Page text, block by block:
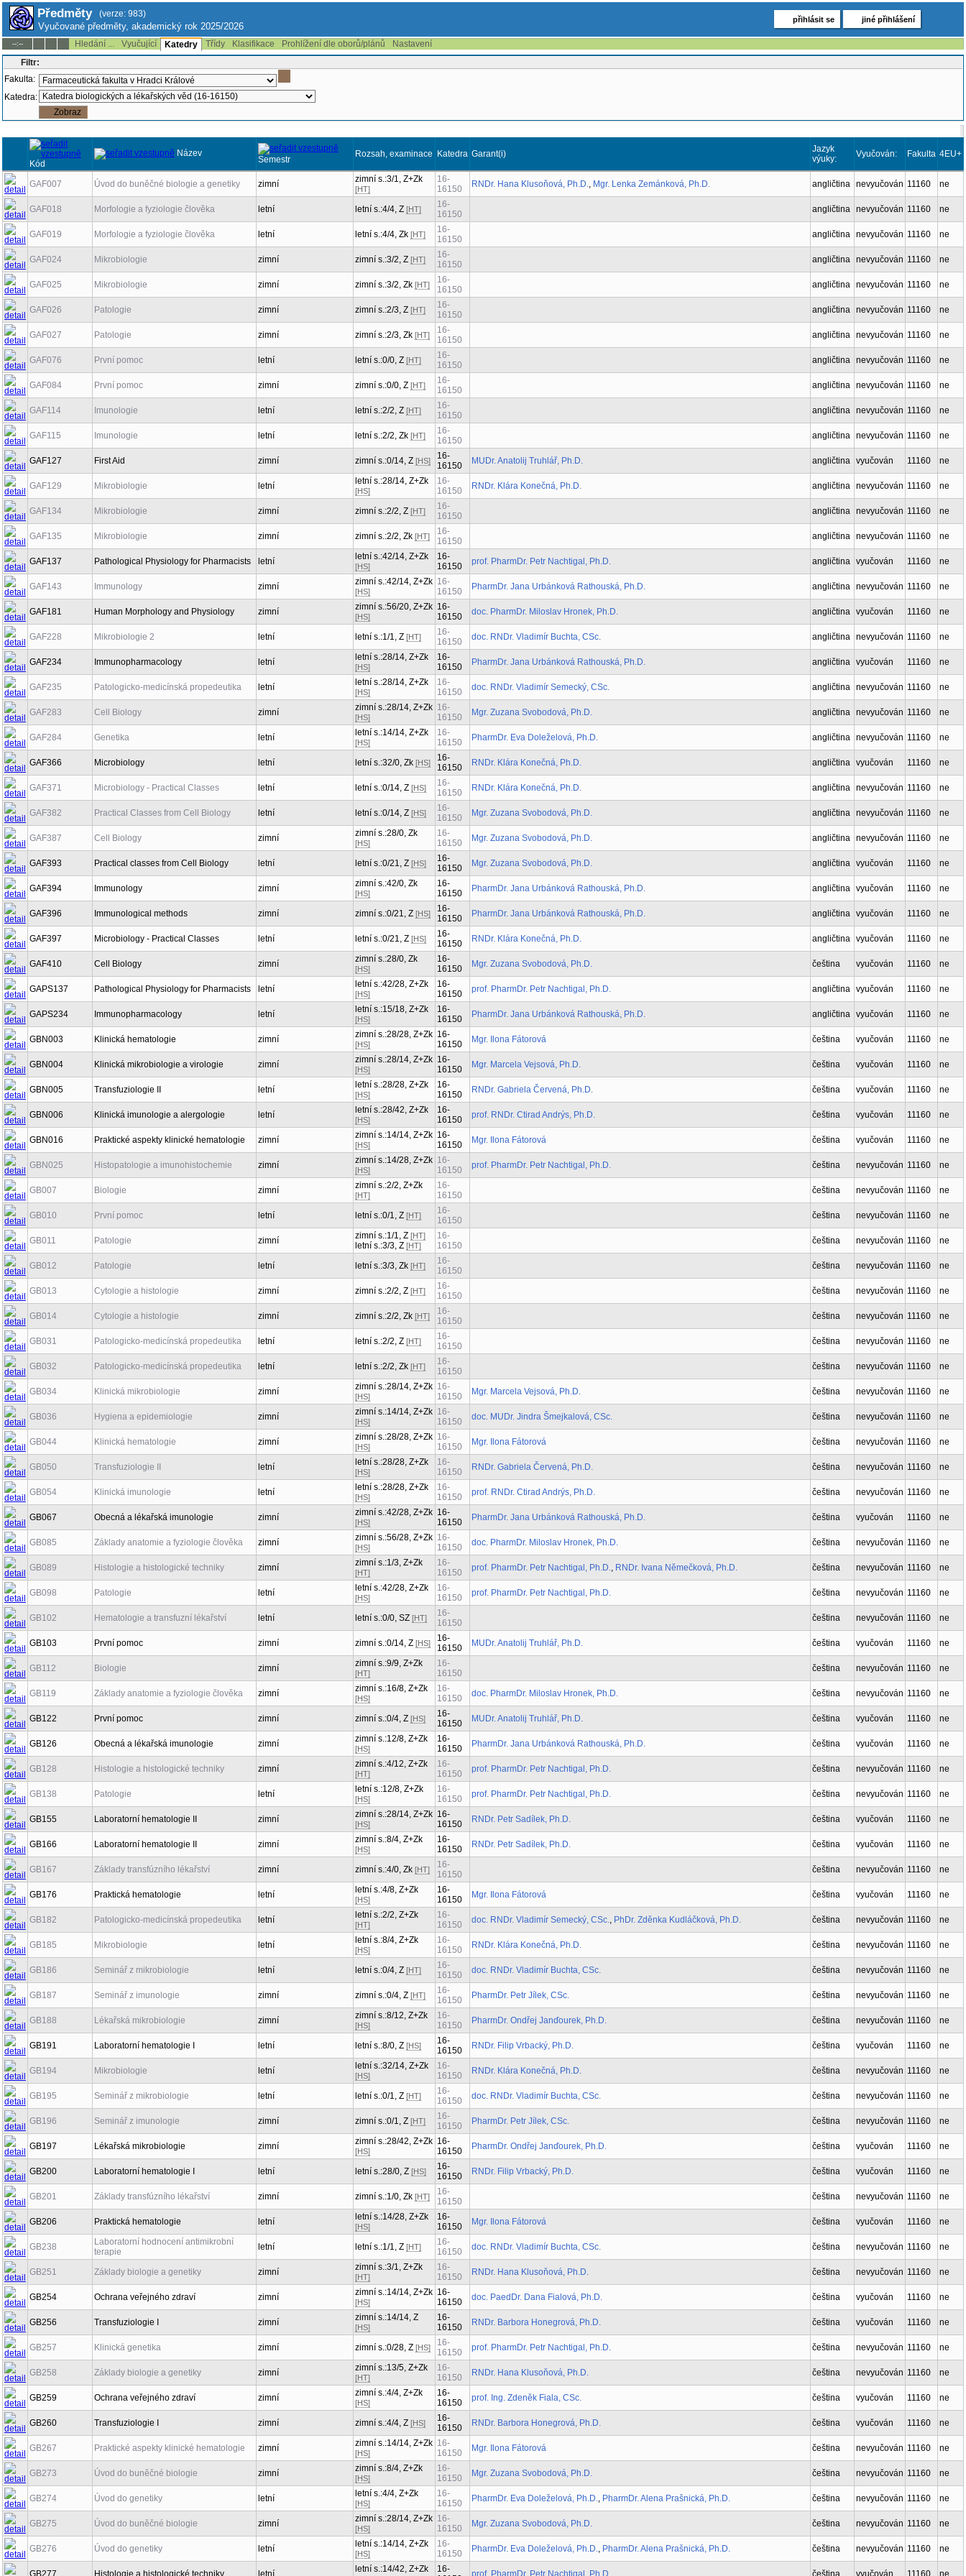
Předměty (verze: 983)
Vyučované předměty, akademický rok 2025/2026
přihlásit se jiné přihlášení
--:-- Hledání ... Vyučující Katedry Třídy Klasifikace Prohlížení dle oborů/plánů
Nastavení
Filtr:
Fakulta:
Katedra:
Kód
Název
Semestr
Rozsah, examinace Katedra Garant(i)
Jazyk
výuky:
Vyučován: Fakulta 4EU+
GAF007 Úvod do buněčné biologie a genetiky zimní zimní s.:3/1, Z+Zk
[HT]
16-
16150
RNDr. Hana Klusoňová, Ph.D., Mgr. Lenka Zemánková, Ph.D. angličtina nevyučován 11160 ne
GAF018 Morfologie a fyziologie člověka letní letní s.:4/4, Z [HT]
16-
16150
angličtina nevyučován 11160 ne
GAF019 Morfologie a fyziologie člověka letní letní s.:4/4, Zk [HT]
16-
16150
angličtina nevyučován 11160 ne
GAF024 Mikrobiologie zimní zimní s.:3/2, Z [HT]
16-
16150
angličtina nevyučován 11160 ne
GAF025 Mikrobiologie zimní zimní s.:3/2, Zk [HT]
16-
16150
angličtina nevyučován 11160 ne
GAF026 Patologie zimní zimní s.:2/3, Z [HT]
16-
16150
angličtina nevyučován 11160 ne
GAF027 Patologie zimní zimní s.:2/3, Zk [HT]
16-
16150
angličtina nevyučován 11160 ne
GAF076 První pomoc letní letní s.:0/0, Z [HT]
16-
16150
angličtina nevyučován 11160 ne
GAF084 První pomoc zimní zimní s.:0/0, Z [HT]
16-
16150
angličtina nevyučován 11160 ne
GAF114 Imunologie letní letní s.:2/2, Z [HT]
16-
16150
angličtina nevyučován 11160 ne
GAF115 Imunologie letní letní s.:2/2, Zk [HT]
16-
16150
angličtina nevyučován 11160 ne
GAF127 First Aid zimní zimní s.:0/14, Z [HS]
16-
16150
MUDr. Anatolij Truhlář, Ph.D. angličtina vyučován 11160 ne
GAF129 Mikrobiologie letní letní s.:28/14, Z+Zk
[HS]
16-
16150
RNDr. Klára Konečná, Ph.D. angličtina nevyučován 11160 ne
GAF134 Mikrobiologie zimní zimní s.:2/2, Z [HT]
16-
16150
angličtina nevyučován 11160 ne
GAF135 Mikrobiologie zimní zimní s.:2/2, Zk [HT]
16-
16150
angličtina nevyučován 11160 ne
GAF137 Pathological Physiology for Pharmacists letní letní s.:42/14, Z+Zk
[HS]
16-
16150
prof. PharmDr. Petr Nachtigal, Ph.D. angličtina vyučován 11160 ne
GAF143 Immunology zimní zimní s.:42/14, Z+Zk
[HS]
16-
16150
PharmDr. Jana Urbánková Rathouská, Ph.D. angličtina nevyučován 11160 ne
GAF181 Human Morphology and Physiology zimní zimní s.:56/20, Z+Zk
[HS]
16-
16150
doc. PharmDr. Miloslav Hronek, Ph.D. angličtina vyučován 11160 ne
GAF228 Mikrobiologie 2 letní letní s.:1/1, Z [HT]
16-
16150
doc. RNDr. Vladimír Buchta, CSc. angličtina nevyučován 11160 ne
GAF234 Immunopharmacology letní letní s.:28/14, Z+Zk
[HS]
16-
16150
PharmDr. Jana Urbánková Rathouská, Ph.D. angličtina vyučován 11160 ne
GAF235 Patologicko-medicínská propedeutika letní letní s.:28/14, Z+Zk
[HS]
16-
16150
doc. RNDr. Vladimír Semecký, CSc. angličtina nevyučován 11160 ne
GAF283 Cell Biology zimní zimní s.:28/14, Z+Zk
[HS]
16-
16150
Mgr. Zuzana Svobodová, Ph.D. angličtina nevyučován 11160 ne
GAF284 Genetika letní letní s.:14/14, Z+Zk
[HS]
16-
16150
PharmDr. Eva Doleželová, Ph.D. angličtina nevyučován 11160 ne
GAF366 Microbiology letní letní s.:32/0, Zk [HS]
16-
16150
RNDr. Klára Konečná, Ph.D. angličtina vyučován 11160 ne
GAF371 Microbiology - Practical Classes letní letní s.:0/14, Z [HS]
16-
16150
RNDr. Klára Konečná, Ph.D. angličtina nevyučován 11160 ne
GAF382 Practical Classes from Cell Biology letní letní s.:0/14, Z [HS]
16-
16150
Mgr. Zuzana Svobodová, Ph.D. angličtina nevyučován 11160 ne
GAF387 Cell Biology zimní zimní s.:28/0, Zk
[HS]
16-
16150
Mgr. Zuzana Svobodová, Ph.D. angličtina nevyučován 11160 ne
GAF393 Practical classes from Cell Biology letní letní s.:0/21, Z [HS]
16-
16150
Mgr. Zuzana Svobodová, Ph.D. angličtina vyučován 11160 ne
GAF394 Immunology zimní zimní s.:42/0, Zk
[HS]
16-
16150
PharmDr. Jana Urbánková Rathouská, Ph.D. angličtina vyučován 11160 ne
GAF396 Immunological methods zimní zimní s.:0/21, Z [HS]
16-
16150
PharmDr. Jana Urbánková Rathouská, Ph.D. angličtina vyučován 11160 ne
GAF397 Microbiology - Practical Classes letní letní s.:0/21, Z [HS]
16-
16150
RNDr. Klára Konečná, Ph.D. angličtina vyučován 11160 ne
GAF410 Cell Biology zimní zimní s.:28/0, Zk
[HS]
16-
16150
Mgr. Zuzana Svobodová, Ph.D. čeština vyučován 11160 ne
GAPS137 Pathological Physiology for Pharmacists letní letní s.:42/28, Z+Zk
[HS]
16-
16150
prof. PharmDr. Petr Nachtigal, Ph.D. angličtina vyučován 11160 ne
GAPS234 Immunopharmacology letní letní s.:15/18, Z+Zk
[HS]
16-
16150
PharmDr. Jana Urbánková Rathouská, Ph.D. angličtina vyučován 11160 ne
GBN003 Klinická hematologie zimní zimní s.:28/28, Z+Zk
[HS]
16-
16150
Mgr. Ilona Fátorová čeština vyučován 11160 ne
GBN004 Klinická mikrobiologie a virologie zimní zimní s.:28/14, Z+Zk
[HS]
16-
16150
Mgr. Marcela Vejsová, Ph.D. čeština vyučován 11160 ne
GBN005 Transfuziologie II letní letní s.:28/28, Z+Zk
[HS]
16-
16150
RNDr. Gabriela Červená, Ph.D. čeština vyučován 11160 ne
GBN006 Klinická imunologie a alergologie letní letní s.:28/42, Z+Zk
[HS]
16-
16150
prof. RNDr. Ctirad Andrýs, Ph.D. čeština vyučován 11160 ne
GBN016 Praktické aspekty klinické hematologie zimní zimní s.:14/14, Z+Zk
[HS]
16-
16150
Mgr. Ilona Fátorová čeština vyučován 11160 ne
GBN025 Histopatologie a imunohistochemie zimní zimní s.:14/28, Z+Zk
[HS]
16-
16150
prof. PharmDr. Petr Nachtigal, Ph.D. čeština nevyučován 11160 ne
GB007 Biologie zimní zimní s.:2/2, Z+Zk
[HT]
16-
16150
čeština nevyučován 11160 ne
GB010 První pomoc letní letní s.:0/1, Z [HT]
16-
16150
čeština nevyučován 11160 ne
GB011 Patologie zimní zimní s.:1/1, Z [HT]
letní s.:3/3, Z [HT]
16-
16150
čeština nevyučován 11160 ne
GB012 Patologie letní letní s.:3/3, Zk [HT]
16-
16150
čeština nevyučován 11160 ne
GB013 Cytologie a histologie zimní zimní s.:2/2, Z [HT]
16-
16150
čeština nevyučován 11160 ne
GB014 Cytologie a histologie zimní zimní s.:2/2, Zk [HT]
16-
16150
čeština nevyučován 11160 ne
GB031 Patologicko-medicínská propedeutika letní letní s.:2/2, Z [HT]
16-
16150
čeština nevyučován 11160 ne
GB032 Patologicko-medicínská propedeutika letní letní s.:2/2, Zk [HT]
16-
16150
čeština nevyučován 11160 ne
GB034 Klinická mikrobiologie zimní zimní s.:28/14, Z+Zk
[HS]
16-
16150
Mgr. Marcela Vejsová, Ph.D. čeština nevyučován 11160 ne
GB036 Hygiena a epidemiologie zimní zimní s.:14/14, Z+Zk
[HS]
16-
16150
doc. MUDr. Jindra Šmejkalová, CSc. čeština nevyučován 11160 ne
GB044 Klinická hematologie zimní zimní s.:28/28, Z+Zk
[HS]
16-
16150
Mgr. Ilona Fátorová čeština nevyučován 11160 ne
GB050 Transfuziologie II letní letní s.:28/28, Z+Zk
[HS]
16-
16150
RNDr. Gabriela Červená, Ph.D. čeština nevyučován 11160 ne
GB054 Klinická imunologie letní letní s.:28/28, Z+Zk
[HS]
16-
16150
prof. RNDr. Ctirad Andrýs, Ph.D. čeština nevyučován 11160 ne
GB067 Obecná a lékařská imunologie zimní zimní s.:42/28, Z+Zk
[HS]
16-
16150
PharmDr. Jana Urbánková Rathouská, Ph.D. čeština vyučován 11160 ne
GB085 Základy anatomie a fyziologie člověka zimní zimní s.:56/28, Z+Zk
[HS]
16-
16150
doc. PharmDr. Miloslav Hronek, Ph.D. čeština nevyučován 11160 ne
GB089 Histologie a histologické techniky zimní zimní s.:1/3, Z+Zk
[HT]
16-
16150
prof. PharmDr. Petr Nachtigal, Ph.D., RNDr. Ivana Němečková, Ph.D. čeština nevyučován 11160 ne
GB098 Patologie letní letní s.:42/28, Z+Zk
[HS]
16-
16150
prof. PharmDr. Petr Nachtigal, Ph.D. čeština nevyučován 11160 ne
GB102 Hematologie a transfuzní lékařství letní letní s.:0/0, SZ [HT]
16-
16150
čeština nevyučován 11160 ne
GB103 První pomoc zimní zimní s.:0/14, Z [HS]
16-
16150
MUDr. Anatolij Truhlář, Ph.D. čeština vyučován 11160 ne
GB112 Biologie zimní zimní s.:9/9, Z+Zk
[HT]
16-
16150
čeština nevyučován 11160 ne
GB119 Základy anatomie a fyziologie člověka zimní zimní s.:16/8, Z+Zk
[HS]
16-
16150
doc. PharmDr. Miloslav Hronek, Ph.D. čeština nevyučován 11160 ne
GB122 První pomoc zimní zimní s.:0/4, Z [HS]
16-
16150
MUDr. Anatolij Truhlář, Ph.D. čeština vyučován 11160 ne
GB126 Obecná a lékařská imunologie zimní zimní s.:12/8, Z+Zk
[HS]
16-
16150
PharmDr. Jana Urbánková Rathouská, Ph.D. čeština vyučován 11160 ne
GB128 Histologie a histologické techniky zimní zimní s.:4/12, Z+Zk
[HT]
16-
16150
prof. PharmDr. Petr Nachtigal, Ph.D. čeština nevyučován 11160 ne
GB138 Patologie letní letní s.:12/8, Z+Zk
[HS]
16-
16150
prof. PharmDr. Petr Nachtigal, Ph.D. čeština nevyučován 11160 ne
GB155 Laboratorní hematologie II zimní zimní s.:28/14, Z+Zk
[HS]
16-
16150
RNDr. Petr Sadílek, Ph.D. čeština vyučován 11160 ne
GB166 Laboratorní hematologie II zimní zimní s.:8/4, Z+Zk
[HS]
16-
16150
RNDr. Petr Sadílek, Ph.D. čeština vyučován 11160 ne
GB167 Základy transfúzního lékařství zimní zimní s.:4/0, Zk [HT]
16-
16150
čeština nevyučován 11160 ne
GB176 Praktická hematologie letní letní s.:4/8, Z+Zk
[HS]
16-
16150
Mgr. Ilona Fátorová čeština vyučován 11160 ne
GB182 Patologicko-medicínská propedeutika letní letní s.:2/2, Z+Zk
[HT]
16-
16150
doc. RNDr. Vladimír Semecký, CSc., PhDr. Zděnka Kudláčková, Ph.D. čeština nevyučován 11160 ne
GB185 Mikrobiologie letní letní s.:8/4, Z+Zk
[HS]
16-
16150
RNDr. Klára Konečná, Ph.D. čeština nevyučován 11160 ne
GB186 Seminář z mikrobiologie letní letní s.:0/4, Z [HT]
16-
16150
doc. RNDr. Vladimír Buchta, CSc. čeština nevyučován 11160 ne
GB187 Seminář z imunologie zimní zimní s.:0/4, Z [HT]
16-
16150
PharmDr. Petr Jílek, CSc. čeština nevyučován 11160 ne
GB188 Lékařská mikrobiologie zimní zimní s.:8/12, Z+Zk
[HS]
16-
16150
PharmDr. Ondřej Janďourek, Ph.D. čeština nevyučován 11160 ne
GB191 Laboratorní hematologie I letní letní s.:8/0, Z [HS]
16-
16150
RNDr. Filip Vrbacký, Ph.D. čeština vyučován 11160 ne
GB194 Mikrobiologie letní letní s.:32/14, Z+Zk
[HS]
16-
16150
RNDr. Klára Konečná, Ph.D. čeština nevyučován 11160 ne
GB195 Seminář z mikrobiologie letní letní s.:0/1, Z [HT]
16-
16150
doc. RNDr. Vladimír Buchta, CSc. čeština nevyučován 11160 ne
GB196 Seminář z imunologie zimní zimní s.:0/1, Z [HT]
16-
16150
PharmDr. Petr Jílek, CSc. čeština nevyučován 11160 ne
GB197 Lékařská mikrobiologie zimní zimní s.:28/42, Z+Zk
[HS]
16-
16150
PharmDr. Ondřej Janďourek, Ph.D. čeština vyučován 11160 ne
GB200 Laboratorní hematologie I letní letní s.:28/0, Z [HS]
16-
16150
RNDr. Filip Vrbacký, Ph.D. čeština vyučován 11160 ne
GB201 Základy transfúzního lékařství zimní zimní s.:1/0, Zk [HT]
16-
16150
čeština nevyučován 11160 ne
GB206 Praktická hematologie letní letní s.:14/28, Z+Zk
[HS]
16-
16150
Mgr. Ilona Fátorová čeština vyučován 11160 ne
GB238
Laboratorní hodnocení antimikrobní
terapie
letní letní s.:1/1, Z [HT]
16-
16150
doc. RNDr. Vladimír Buchta, CSc. čeština nevyučován 11160 ne
GB251 Základy biologie a genetiky zimní zimní s.:3/1, Z+Zk
[HT]
16-
16150
RNDr. Hana Klusoňová, Ph.D. čeština nevyučován 11160 ne
GB254 Ochrana veřejného zdraví zimní zimní s.:14/14, Z+Zk
[HS]
16-
16150
doc. PaedDr. Dana Fialová, Ph.D. čeština vyučován 11160 ne
GB256 Transfuziologie I zimní zimní s.:14/14, Z
[HS]
16-
16150
RNDr. Barbora Honegrová, Ph.D. čeština vyučován 11160 ne
GB257 Klinická genetika zimní zimní s.:0/28, Z [HS]
16-
16150
prof. PharmDr. Petr Nachtigal, Ph.D. čeština nevyučován 11160 ne
GB258 Základy biologie a genetiky zimní zimní s.:13/5, Z+Zk
[HT]
16-
16150
RNDr. Hana Klusoňová, Ph.D. čeština nevyučován 11160 ne
GB259 Ochrana veřejného zdraví zimní zimní s.:4/4, Z+Zk
[HS]
16-
16150
prof. Ing. Zdeněk Fiala, CSc. čeština vyučován 11160 ne
GB260 Transfuziologie I zimní zimní s.:4/4, Z [HS]
16-
16150
RNDr. Barbora Honegrová, Ph.D. čeština vyučován 11160 ne
GB267 Praktické aspekty klinické hematologie zimní zimní s.:14/14, Z+Zk
[HS]
16-
16150
Mgr. Ilona Fátorová čeština nevyučován 11160 ne
GB273 Úvod do buněčné biologie zimní zimní s.:8/4, Z+Zk
[HS]
16-
16150
Mgr. Zuzana Svobodová, Ph.D. čeština nevyučován 11160 ne
GB274 Úvod do genetiky letní letní s.:4/4, Z+Zk
[HS]
16-
16150
PharmDr. Eva Doleželová, Ph.D., PharmDr. Alena Prašnická, Ph.D. čeština nevyučován 11160 ne
GB275 Úvod do buněčné biologie zimní zimní s.:28/14, Z+Zk
[HS]
16-
16150
Mgr. Zuzana Svobodová, Ph.D. čeština nevyučován 11160 ne
GB276 Úvod do genetiky letní letní s.:14/14, Z+Zk
[HS]
16-
16150
PharmDr. Eva Doleželová, Ph.D., PharmDr. Alena Prašnická, Ph.D. čeština nevyučován 11160 ne
GB277 Histologie a histologické techniky letní letní s.:14/42, Z+Zk
16-
prof. PharmDr. Petr Nachtigal, Ph.D. čeština vyučován 11160 ne